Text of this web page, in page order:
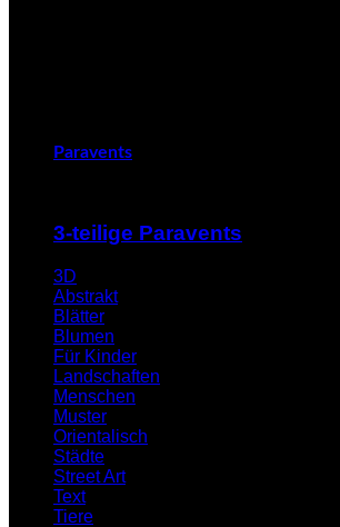
Paravents
3-teilige Paravents
3D
Abstrakt
Blätter
Blumen
Für Kinder
Landschaften
Menschen
Muster
Orientalisch
Städte
Street Art
Text
Tiere